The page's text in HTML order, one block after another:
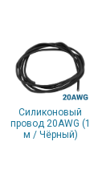
Силиконовый
провод 20AWG (1
м / Чёрный)